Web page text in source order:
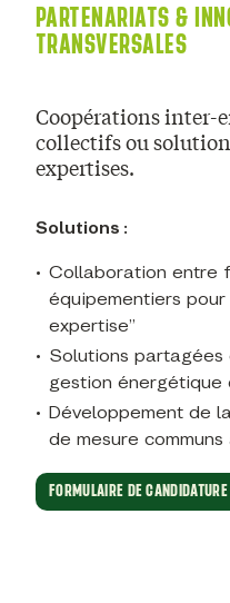
PARTENARIATS &
TRANSVERSALES
Coopérations inter-
collectifs ou
expertises.
Solutions :
Collaboration entre
équipementiers
expertise”
Solutions partagées
gestion énergétique
Développement de
de mesure
FORMULAIRE DE CANDIDATURE